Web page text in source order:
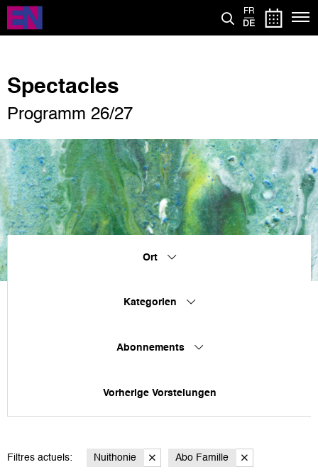
Direkt
zum
Inhalt
FR
DE
Spectacles
Programm 26/27
Ort
Kategorien
Abonnements
Vorherige Vorstelungen
Filtres actuels: Nuithonie Abo Famille